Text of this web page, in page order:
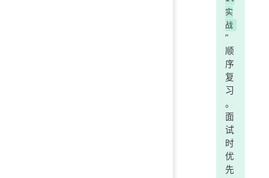
实
战
”
顺
序
复
习
。
面
试
时
优
先